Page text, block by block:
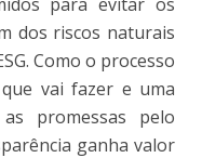
dos riscos naturais
Como o processo
vai fazer e uma
promessas pelo
ganha valor